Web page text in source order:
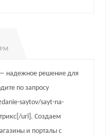
— надежное решение для
по запросу
saytov/sayt-na-
url]. Создаем
и порталы с